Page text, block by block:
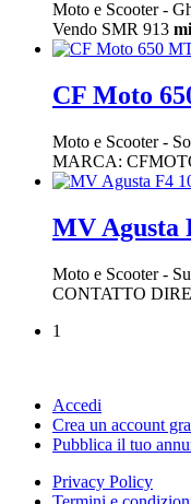
Moto e Scooter-
Vendo SMR 913
CF Moto
Moto e Scooter-
MARCA:
MV Agusta
Moto e Scooter-
CONTATTO
1
Accedi
Crea un account
Pubblica il tuo
Privacy Policy